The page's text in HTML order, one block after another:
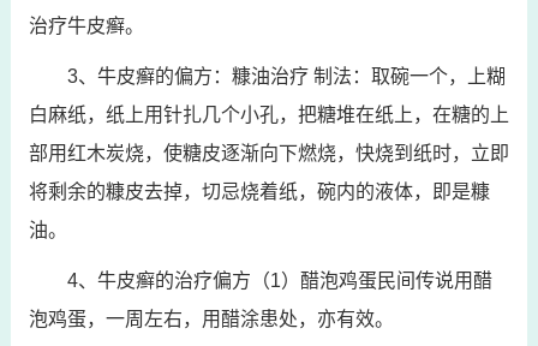
治疗牛皮癣。
3、牛皮癣的偏方：糠油治疗 制法：取碗一个，上糊
白麻纸，纸上用针扎几个小孔，把糖堆在纸上，在糖的上
部用红木炭烧，使糖皮逐渐向下燃烧，快烧到纸时，立即
将剩余的糠皮去掉，切忌烧着纸，碗内的液体，即是糠
油。
4、牛皮癣的治疗偏方（1）醋泡鸡蛋民间传说用醋
泡鸡蛋，一周左右，用醋涂患处，亦有效。